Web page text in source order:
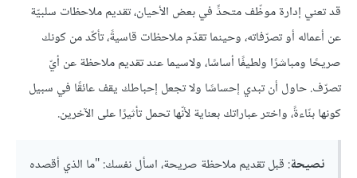
قد تعني إدارة موظّف متحدٍّ في بعض الأحيان، تقديم ملاحظات سلبيّة
عن أعماله أو تصرّفاته، وحينما تقدّم ملاحظات قاسيةً، تأكّد من كونك
صريحًا ومباشرًا ولطيفًا أساسًا، ولاسيما عند تقديم ملاحظة عن أيّ
تصرّف. حاول أن تبدي إحساسًا ولا تجعل إحباطك يقف عائقًا في سبيل
كونها بنّاءةً، واختر عباراتك بعناية لأنّها تحمل تأثيرًا على الآخرين.
نصيحة: قبل تقديم ملاحظة صريحة، اسأل نفسك: "ما الذي أقصده